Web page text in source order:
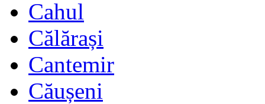
Cahul
Călărași
Cantemir
Căușeni